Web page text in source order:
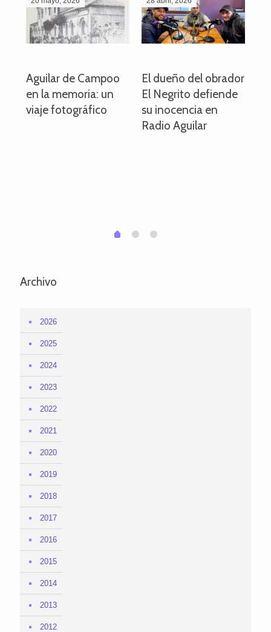
Aguilar de Campoo
en la memoria: un
viaje fotográfico
El dueño del obrador
El Negrito defiende
su inocencia en
Radio Aguilar
0 1 2
Archivo
2026
2025
2024
2023
2022
2021
2020
2019
2018
2017
2016
2015
2014
2013
2012